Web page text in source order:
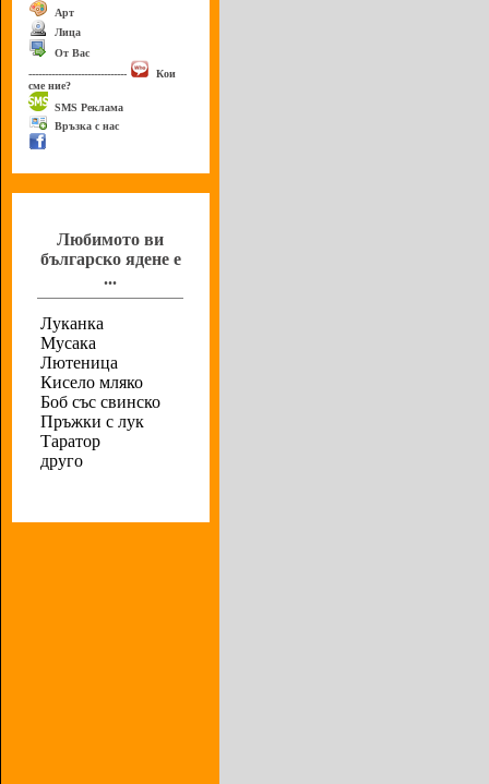
Арт
Лица
От Вас
------------------------------
Кои
сме ние?
SMS Реклама
Връзка с нас
Любимото ви
българско ядене е
...
Луканка
Мусака
Лютеница
Кисело мляко
Боб със свинско
Пръжки с лук
Таратор
друго